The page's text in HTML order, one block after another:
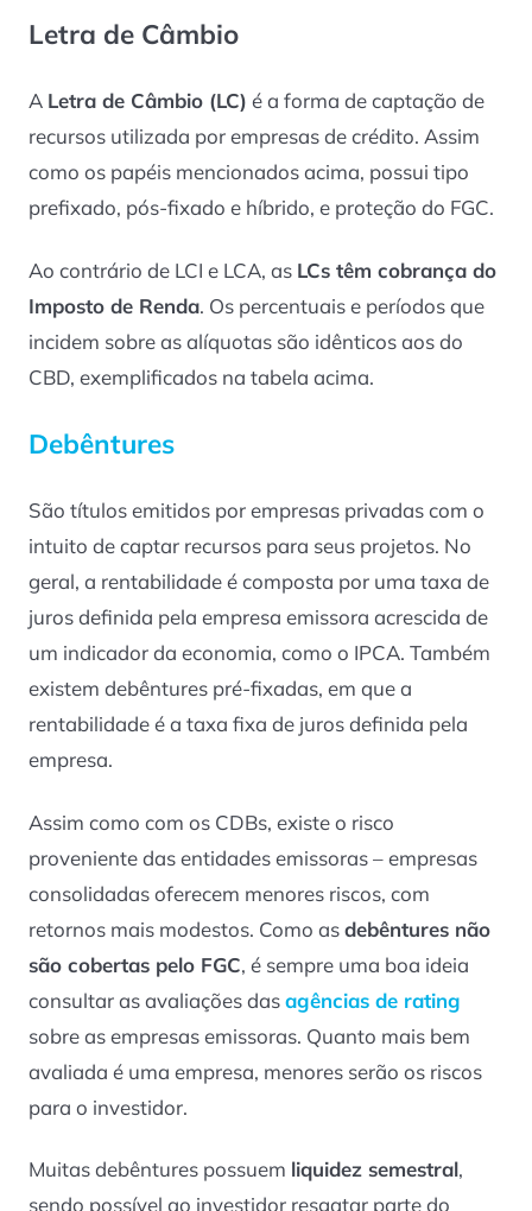
Letra de Câmbio
A Letra de Câmbio (LC) é a forma de captação de
recursos utilizada por empresas de crédito. Assim
como os papéis mencionados acima, possui tipo
prefixado, pós-fixado e híbrido, e proteção do FGC.
Ao contrário de LCI e LCA, as LCs têm cobrança do
Imposto de Renda. Os percentuais e períodos que
incidem sobre as alíquotas são idênticos aos do
CBD, exemplificados na tabela acima.
Debêntures
São títulos emitidos por empresas privadas com o
intuito de captar recursos para seus projetos. No
geral, a rentabilidade é composta por uma taxa de
juros definida pela empresa emissora acrescida de
um indicador da economia, como o IPCA. Também
existem debêntures pré-fixadas, em que a
rentabilidade é a taxa fixa de juros definida pela
empresa.
Assim como com os CDBs, existe o risco
proveniente das entidades emissoras – empresas
consolidadas oferecem menores riscos, com
retornos mais modestos. Como asdebêntures não
são cobertas pelo FGC, é sempre uma boa ideia
consultar as avaliações dasagências de rating
sobre as empresas emissoras. Quanto mais bem
avaliada é uma empresa, menores serão os riscos
para o investidor.
Muitas debêntures possuem liquidez semestral,
sendo possível ao investidor resgatar parte do